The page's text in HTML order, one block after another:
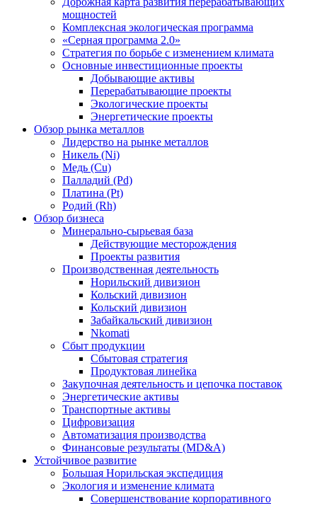
мощностей
Комплексная экологическая программа
«Серная программа 2.0»
Стратегия по борьбе с изменением климата
Основные инвестиционные проекты
Добывающие активы
Перерабатывающие проекты
Экологические проекты
Энергетические проекты
Обзор рынка металлов
Лидерство на рынке металлов
Никель (Ni)
Медь (Cu)
Палладий (Pd)
Платина (Pt)
Родий (Rh)
Обзор бизнеса
Минерально-сырьевая база
Действующие месторождения
Проекты развития
Производственная деятельность
Норильский дивизион
Кольский дивизион
Кольский дивизион
Забайкальский дивизион
Nkomati
Сбыт продукции
Сбытовая стратегия
Продуктовая линейка
Закупочная деятельность и цепочка поставок
Энергетические активы
Транспортные активы
Цифровизация
Автоматизация производства
Финансовые результаты (MD&A)
Устойчивое развитие
Большая Норильская экспедиция
Экология и изменение климата
Совершенствование корпоративного